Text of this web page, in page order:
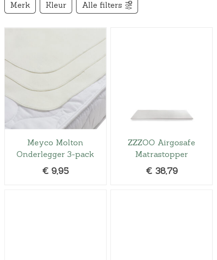
Merk Kleur Alle filters
Meyco Molton
Onderlegger 3-pack
€ 9,95
ZZZOO Airgosafe
Matrastopper
€ 38,79